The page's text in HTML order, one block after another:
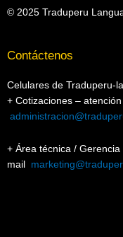
© 2025 Traduperu
Contáctenos
Celulares de Traduperu-
+ Cotizaciones –
+ Área técnica /
mail